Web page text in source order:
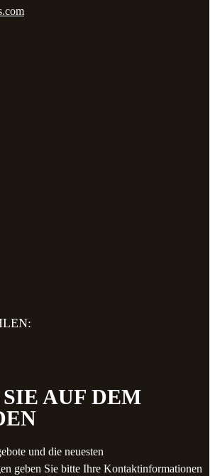
AUF DEM
und die neuesten
geben Sie bitte Ihre Kontaktinformationen